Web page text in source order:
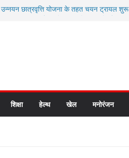
उन्नयन छात्रवृत्ति योजना के तहत चयन ट्रायल शुरू
के लिए अल्मोड़ा की गर्विता भाकुनी का
मित्र कैडेट्स का हुआ है चयन
सबसे बड़ी ताकत : मुख्यमंत्री पुष्कर सिंह धामी
बनाने के संकल्प को करना होगा साकार- मुख्यमंत्री
शिक्षा हेल्थ खेल मनोरंजन